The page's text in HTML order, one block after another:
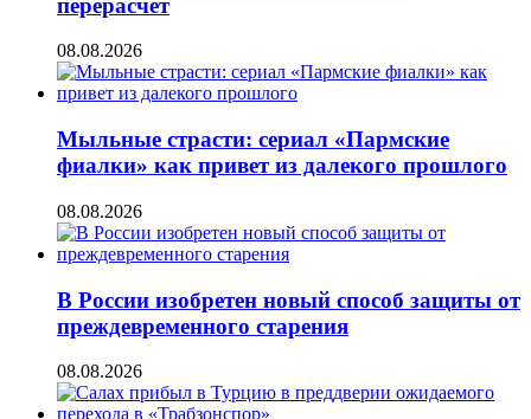
08.08.2026
Мыльные страсти: сериал «Пармские
фиалки» как привет из далекого прошлого
08.08.2026
В России изобретен новый способ защиты от
преждевременного старения
08.08.2026